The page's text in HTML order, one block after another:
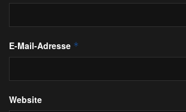
E-Mail-Adresse *
Website